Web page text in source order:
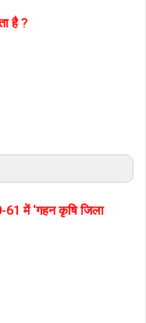
है ?
61 में ‘गहन कृषि जिला